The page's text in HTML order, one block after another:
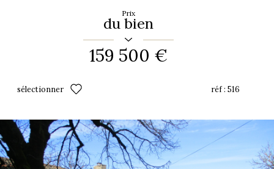
Prix
du bien
159 500 €
sélectionner réf : 516